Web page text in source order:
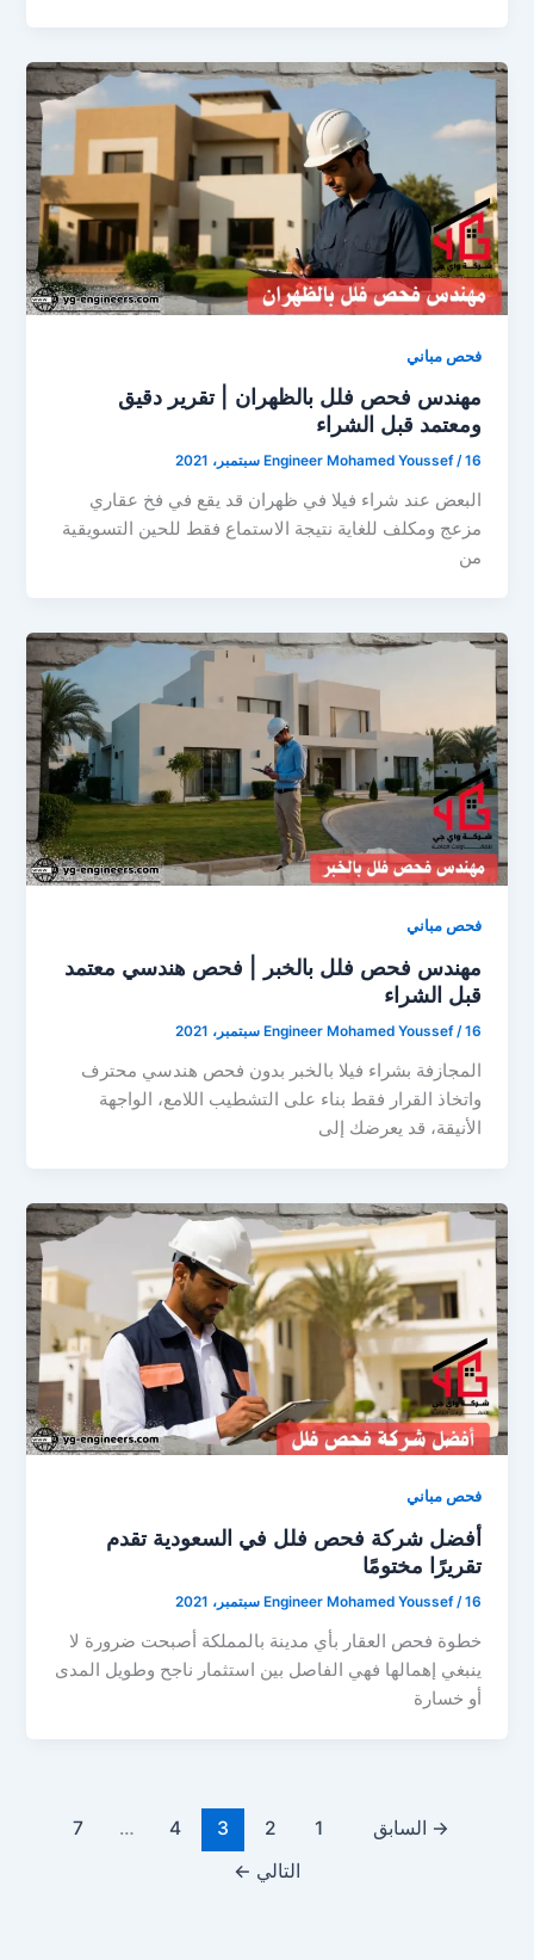
فحص مباني
مهندس فحص فلل بالظهران | تقرير دقيق
ومعتمد قبل الشراء
Engineer Mohamed Youssef/16 سبتمبر، 2021
البعض عند شراء فيلا في ظهران قد يقع في فخ عقاري
مزعج ومكلف للغاية نتيجة الاستماع فقط للحين التسويقية
من
فحص مباني
مهندس فحص فلل بالخبر | فحص هندسي معتمد
قبل الشراء
Engineer Mohamed Youssef/16 سبتمبر، 2021
المجازفة بشراء فيلا بالخبر بدون فحص هندسي محترف
واتخاذ القرار فقط بناء على التشطيب اللامع، الواجهة
الأنيقة، قد يعرضك إلى
فحص مباني
أفضل شركة فحص فلل في السعودية تقدم
تقريرًا مختومًا
Engineer Mohamed Youssef/16 سبتمبر، 2021
خطوة فحص العقار بأي مدينة بالمملكة أصبحت ضرورة لا
ينبغي إهمالها فهي الفاصل بين استثمار ناجح وطويل المدى
أو خسارة
→ السابق 1
2
3
4
…
7
التالي ←